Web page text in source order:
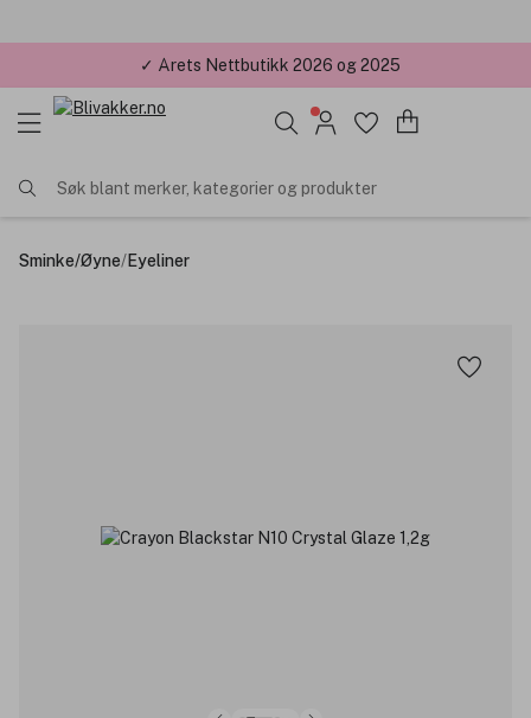
✓ Årets Nettbutikk 2026 og 2025
Søk blant merker, kategorier og produkter
Sminke/Øyne/Eyeliner